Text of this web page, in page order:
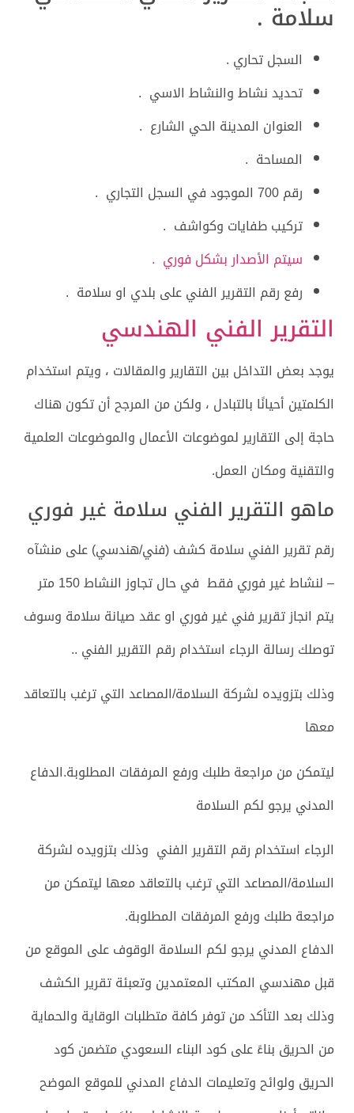
سلامة .
السجل تحاري .
تحديد نشاط والنشاط الاسي .
العنوان المدينة الحي الشارع .
المساحة .
رقم 700 الموجود في السجل التجاري .
تركيب طفايات وكواشف .
سيتم الأصدار بشكل فوري .
رفع رقم التقرير الفني على بلدي او سلامة .
التقرير الفني الهندسي
يوجد بعض التداخل بين التقارير والمقالات ، ويتم استخدام
الكلمتين أحيانًا بالتبادل ، ولكن من المرجح أن تكون هناك
حاجة إلى التقارير لموضوعات الأعمال والموضوعات العلمية
والتقنية ومكان العمل.
ماهو التقرير الفني سلامة غير فوري
رقم تقرير الفني سلامة كشف (فني/هندسي) على منشآه
لنشاط غير فوري فقط
في حال تجاوز النشاط 150 متر
يتم انجاز تقرير فني غير فوري او عقد صيانة سلامة وسوف
توصلك رسالة الرجاء استخدام رقم التقرير الفني ..
وذلك بتزويده لشركة السلامة/المصاعد التي ترغب بالتعاقد
معها
ليتمكن من مراجعة طلبك ورفع المرفقات المطلوبة.الدفاع
المدني يرجو لكم السلامة
الرجاء استخدام رقم التقرير الفنيوذلك بتزويده لشركة
السلامة/المصاعد التي ترغب بالتعاقد معها ليتمكن من
مراجعة طلبك ورفع المرفقات المطلوبة.
الدفاع المدني يرجو لكم السلامة الوقوف على الموقع من
قبل مهندسي المكتب المعتمدين وتعبئة تقرير الكشف
وذلك بعد التأكد من توفر كافة متطلبات الوقاية والحماية
من الحريق بناءًعلى كود البناء السعودي متضمن كود
الحريق ولوائح وتعليمات الدفاع المدني للموقع الموضح